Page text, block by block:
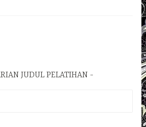
JUDUL PELATIHAN